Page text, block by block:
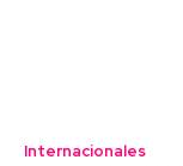
Internacionales